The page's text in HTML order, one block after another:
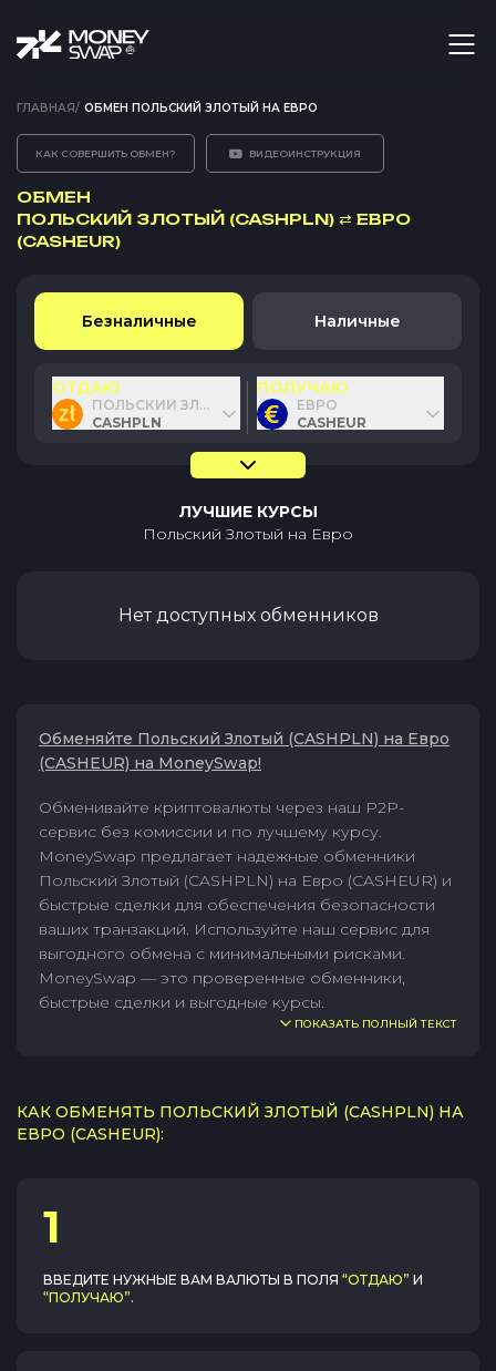
ГЛАВНАЯ/ ОБМЕН ПОЛЬСКИЙ ЗЛОТЫЙ НА ЕВРО
КАК СОВЕРШИТЬ ОБМЕН? ВИДЕОИНСТРУКЦИЯ
ОБМЕН
ПОЛЬСКИЙ ЗЛОТЫЙ (CASHPLN) ⇄ ЕВРО
(CASHEUR)
Безналичные Наличные
ОТДАЮ
ПОЛЬСКИЙ ЗЛОТЫЙ
CASHPLN
ПОЛУЧАЮ
ЕВРО
CASHEUR
ЛУЧШИЕ КУРСЫ
Польский Злотый на Евро
Нет доступных обменников
Обменяйте Польский Злотый (CASHPLN) на Евро
(CASHEUR) на MoneySwap!
Обменивайте криптовалюты через наш P2P-
сервис без комиссии и по лучшему курсу.
MoneySwap предлагает надежные обменники
Польский Злотый (CASHPLN) на Евро (CASHEUR) и
быстрые сделки для обеспечения безопасности
ваших транзакций. Используйте наш сервис для
выгодного обмена с минимальными рисками.
MoneySwap — это проверенные обменники,
быстрые сделки и выгодные курсы.
ПОКАЗАТЬ ПОЛНЫЙ ТЕКСТ
КАК ОБМЕНЯТЬ ПОЛЬСКИЙ ЗЛОТЫЙ (CASHPLN) НА
ЕВРО (CASHEUR):
1
ВВЕДИТЕ НУЖНЫЕ ВАМ ВАЛЮТЫ В ПОЛЯ “ОТДАЮ” И
“ПОЛУЧАЮ”.